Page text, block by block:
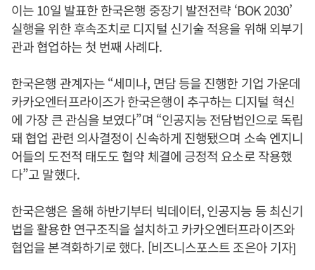
이는 10일 발표한 한국은행 중장기 발전전략 ‘BOK 2030’
실행을 위한 후속조치로 디지털 신기술 적용을 위해 외부기
관과 협업하는 첫 번째 사례다.
한국은행 관계자는 “세미나, 면담 등을 진행한 기업 가운데
카카오엔터프라이즈가 한국은행이 추구하는 디지털 혁신
에 가장 큰 관심을 보였다”며 “인공지능 전담법인으로 독립
돼 협업 관련 의사결정이 신속하게 진행됐으며 소속 엔지니
어들의 도전적 태도도 협약 체결에 긍정적 요소로 작용했
다”고 말했다.
한국은행은 올해 하반기부터 빅데이터, 인공지능 등 최신기
법을 활용한 연구조직을 설치하고 카카오엔터프라이즈와
협업을 본격화하기로 했다. [비즈니스포스트 조은아 기자]